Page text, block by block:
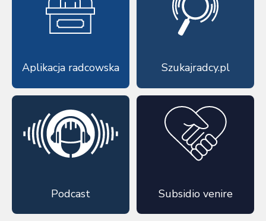
Aplikacja radcowska Szukajradcy.pl
Podcast Subsidio venire